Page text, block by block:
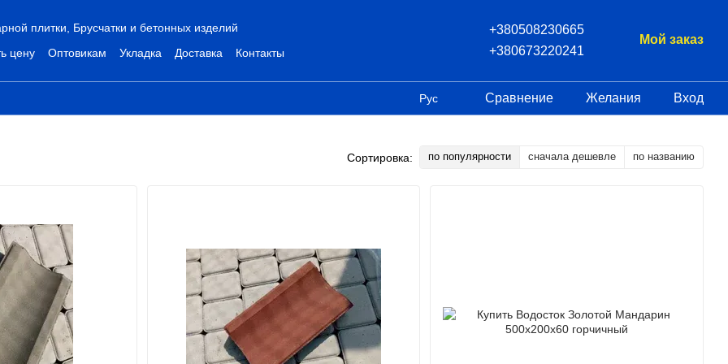
плитки, Брусчатки и бетонных изделий
цену Оптовикам Укладка Доставка Контакты
+380508230665
+380673220241
Мой заказ
Рус Сравнение Желания Вход
Сортировка: по популярности сначала дешевле по названию